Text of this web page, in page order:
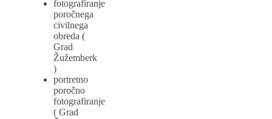
fotografiranje
poročnega
civilnega
obreda (
Grad
Žužemberk
)
portretno
poročno
fotografiranje
( Grad